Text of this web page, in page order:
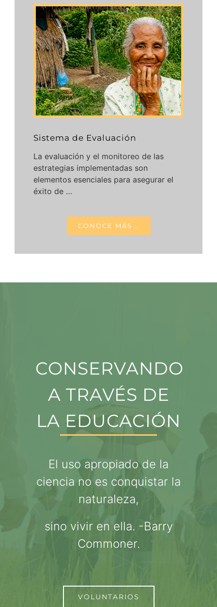
Sistema de Evaluación
La evaluación y el monitoreo de las
estrategias implementadas son
elementos esenciales para asegurar el
éxito de …
CONOCE MÁS …
CONSERVANDO
A TRAVÉS DE
LA EDUCACIÓN
El uso apropiado de la
ciencia no es conquistar la
naturaleza,
sino vivir en ella. -Barry
Commoner.
VOLUNTARIOS